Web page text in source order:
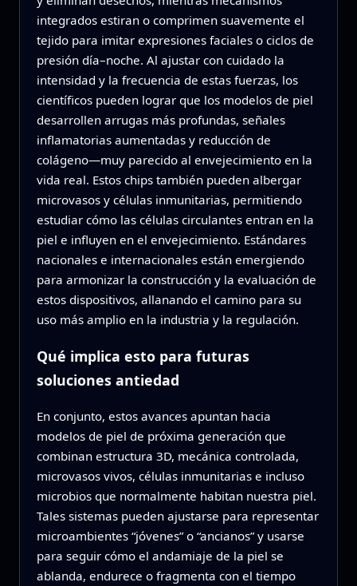
integrados estiran o comprimen suavemente el
tejido para imitar expresiones faciales o ciclos de
presión día–noche. Al ajustar con cuidado la
intensidad y la frecuencia de estas fuerzas, los
científicos pueden lograr que los modelos de piel
desarrollen arrugas más profundas, señales
inflamatorias aumentadas y reducción de
colágeno—muy parecido al envejecimiento en la
vida real. Estos chips también pueden albergar
microvasos y células inmunitarias, permitiendo
estudiar cómo las células circulantes entran en la
piel e influyen en el envejecimiento. Estándares
nacionales e internacionales están emergiendo
para armonizar la construcción y la evaluación de
estos dispositivos, allanando el camino para su
uso más amplio en la industria y la regulación.
Qué implica esto para futuras
soluciones antiedad
En conjunto, estos avances apuntan hacia
modelos de piel de próxima generación que
combinan estructura 3D, mecánica controlada,
microvasos vivos, células inmunitarias e incluso
microbios que normalmente habitan nuestra piel.
Tales sistemas pueden ajustarse para representar
microambientes “jóvenes” o “ancianos” y usarse
para seguir cómo el andamiaje de la piel se
ablanda, endurece o fragmenta con el tiempo